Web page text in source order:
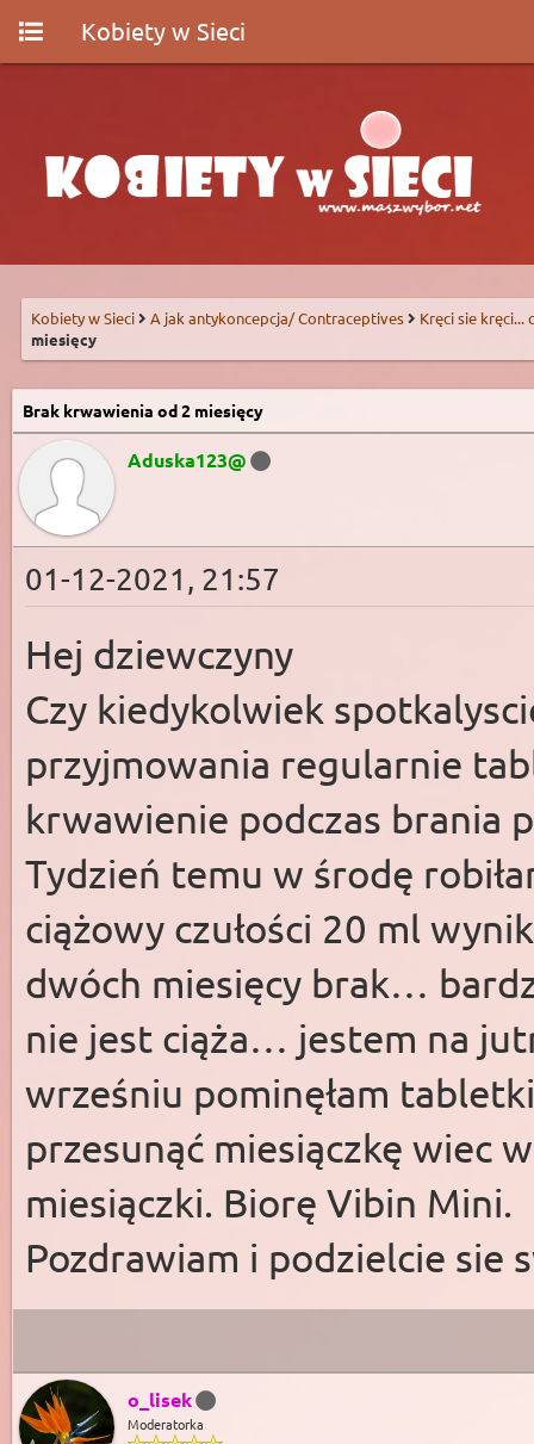
Kobiety w Sieci
Kobiety w Sieci A jak antykoncepcja/ Contraceptives
Kręci sie kręci...
miesięcy
Brak krwawienia od 2 miesięcy
Aduska123@
01-12-2021, 21:57
Hej dziewczyny
Czy kiedykolwiek
przyjmowania regularnie
krwawienie podczas brania
Tydzień temu w środę
ciążowy czułości 20 ml
dwóch miesięcy brak…
nie jest ciąża… jestem na
wrześniu pominęłam
przesunąć miesiączkę wiec
miesiączki. Biorę Vibin Mini.
Pozdrawiam i podzielcie sie
o_lisek
Moderatorka